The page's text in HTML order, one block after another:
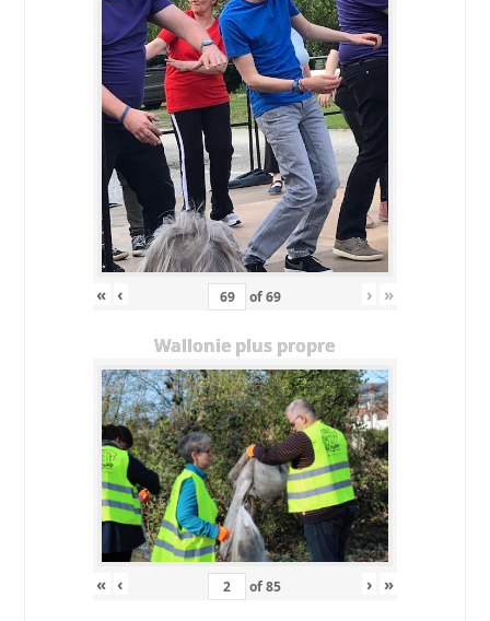
« ‹ of69 › »
Wallonie plus propre
« ‹ of85 › »